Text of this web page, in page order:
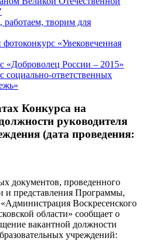
творим для
«Увековеченная
«Доброволец России – 2015»
социально-ответственных
Конкурса на
руководителя
(дата проведения:
документов, проведенного
и представления Программы,
Воскресенского
области» сообщает о
вакантной должности
учреждений: